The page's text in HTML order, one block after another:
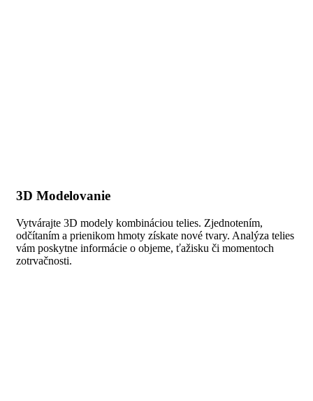
3D Modelovanie
Vytvárajte 3D modely kombináciou telies. Zjednotením,
odčítaním a prienikom hmoty získate nové tvary. Analýza telies
vám poskytne informácie o objeme, ťažisku či momentoch
zotrvačnosti.